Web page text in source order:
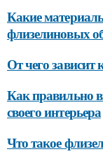
Какие
флизелиновых
От чего зависит
Как правильно
своего интерьера
Что такое